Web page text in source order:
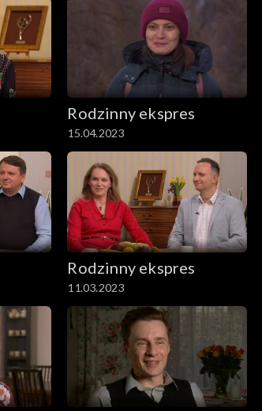
Rodzinny ekspres
15.04.2023
Rodzinny ekspres
11.03.2023